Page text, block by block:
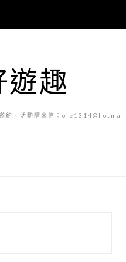
遊趣
約．活動請來信：